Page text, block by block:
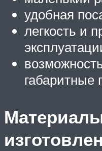
удобная
легкость и
габаритные